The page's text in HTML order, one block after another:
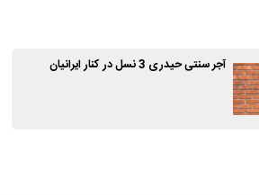
آجر سنتی حیدری 3 نسل در کنار ایرانیان